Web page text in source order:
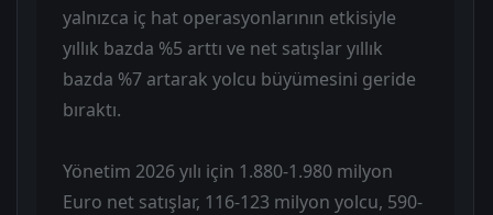
yalnızca iç hat operasyonlarının etkisiyle
yıllık bazda %5 arttı ve net satışlar yıllık
bazda %7 artarak yolcu büyümesini geride
bıraktı.
Yönetim 2026 yılı için 1.880-1.980 milyon
Euro net satışlar, 116-123 milyon yolcu, 590-